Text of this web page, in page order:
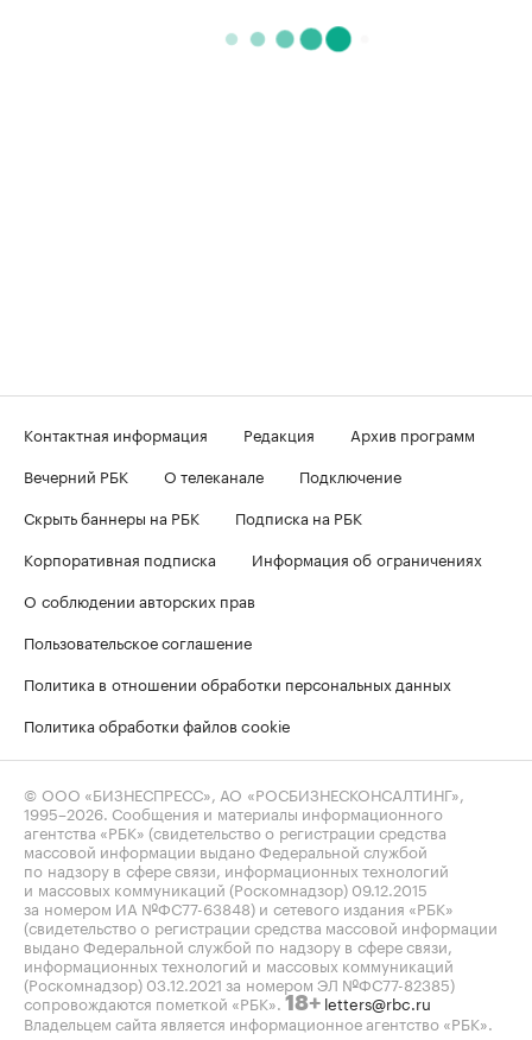
Контактная информация Редакция
Архив программ
Вечерний РБК
О телеканале
Подключение
Скрыть баннеры на РБК
Подписка на РБК
Корпоративная подписка
Информация об ограничениях
О соблюдении авторских прав
Пользовательское соглашение
Политика в отношении обработки персональных данных
Политика обработки файлов cookie
© ООО «БИЗНЕСПРЕСС», АО «РОСБИЗНЕСКОНСАЛТИНГ»,
1995–2026 . Сообщения и материалы информационного
агентства «РБК» (свидетельство о регистрации средства
массовой информации выдано Федеральной службой
по надзору в сфере связи, информационных технологий
и массовых коммуникаций (Роскомнадзор) 09.12.2015
за номером ИА №ФС77-63848) и сетевого издания «РБК»
(свидетельство о регистрации средства массовой информации
выдано Федеральной службой по надзору в сфере связи,
информационных технологий и массовых коммуникаций
(Роскомнадзор) 03.12.2021 за номером ЭЛ №ФС77-82385)
сопровождаются пометкой «РБК». 18+ letters@rbc.ru
Владельцем сайта является информационное агентство «РБК».